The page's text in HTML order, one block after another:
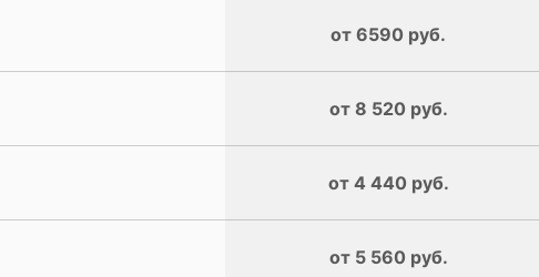
от 6590 руб.
от 8 520 руб.
от 4 440 руб.
от 5 560 руб.